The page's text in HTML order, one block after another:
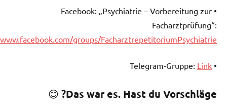
• Facebook: „Psychiatrie – Vorbereitung zur
Facharztprüfung“:
groups/FacharztrepetitoriumPsychiatrie
• Telegram-Gruppe:
Link
Das war es. Hast du Vorschläge?
😊